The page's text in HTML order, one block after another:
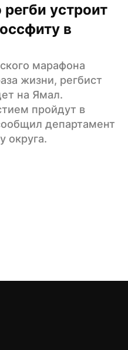
устроит
в
марафона
жизни, регбист
на Ямал.
пройдут в
департамент
округа.